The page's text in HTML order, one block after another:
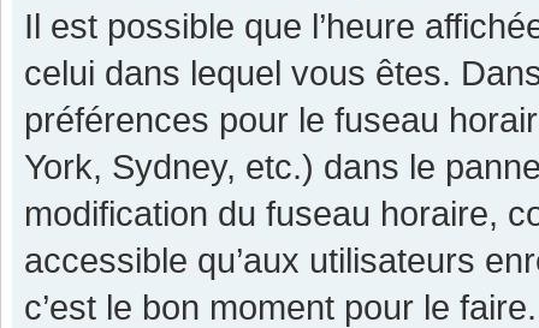
Il est possible que l’heure
celui dans lequel vous êtes.
préférences pour le fuseau
York, Sydney, etc.) dans le
modification du fuseau horaire,
accessible qu’aux utilisateurs
c’est le bon moment pour le faire.